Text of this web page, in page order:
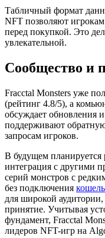
Табличный формат
NFT позволяют
перед покупкой. Это
увлекательной.
Сообщество и
Fracctal Monsters уже
(рейтинг 4.8/5), а
обсуждает обновления
поддерживают
запросам игроков.
В будущем планируется
интеграция с другими
серий монстров с
без подключения
для широкой
принятие. Учитывая
фундамент, Fracctal
лидеров NFT-игр на